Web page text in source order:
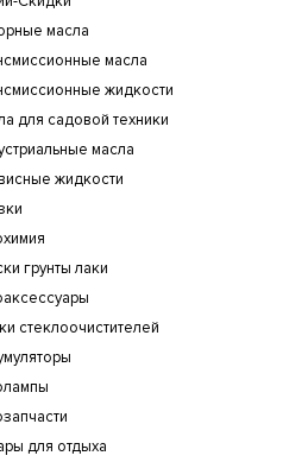
масла
масла
жидкости
для садовой техники
масла
жидкости
грунты лаки
стеклоочистителей
для отдыха